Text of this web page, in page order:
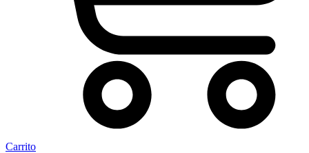
Carrito